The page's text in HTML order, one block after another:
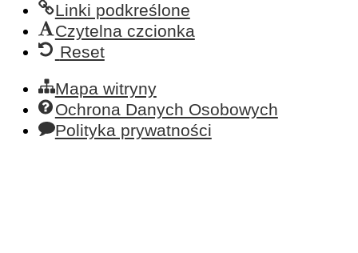
Linki podkreślone
Czytelna czcionka
Reset
Mapa witryny
Ochrona Danych Osobowych
Polityka prywatności